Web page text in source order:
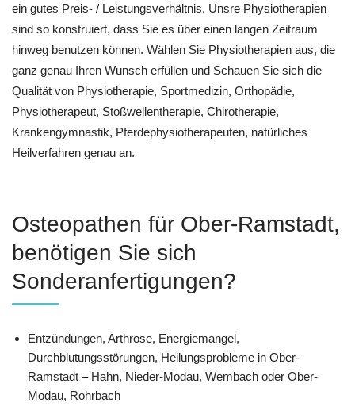
ein gutes Preis- / Leistungsverhältnis. Unsre Physiotherapien
sind so konstruiert, dass Sie es über einen langen Zeitraum
hinweg benutzen können. Wählen Sie Physiotherapien aus, die
ganz genau Ihren Wunsch erfüllen und Schauen Sie sich die
Qualität von Physiotherapie, Sportmedizin, Orthopädie,
Physiotherapeut, Stoßwellentherapie, Chirotherapie,
Krankengymnastik, Pferdephysiotherapeuten, natürliches
Heilverfahren genau an.
Osteopathen für Ober-Ramstadt,
benötigen Sie sich
Sonderanfertigungen?
Entzündungen, Arthrose, Energiemangel,
Durchblutungsstörungen, Heilungsprobleme in Ober-
Ramstadt – Hahn, Nieder-Modau, Wembach oder Ober-
Modau, Rohrbach